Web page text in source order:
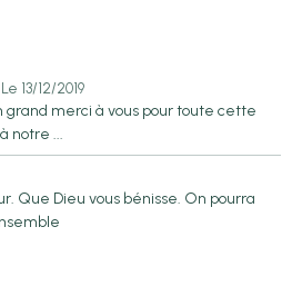
Le 13/12/2019
grand merci à vous pour toute cette
notre ...
Que Dieu vous bénisse. On pourra